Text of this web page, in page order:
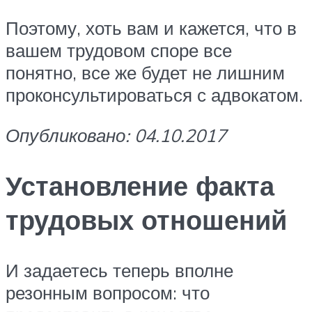
Поэтому, хоть вам и кажется, что в
вашем трудовом споре все
понятно, все же будет не лишним
проконсультироваться с адвокатом.
Опубликовано: 04.10.2017
Установление факта
трудовых отношений
И задаетесь теперь вполне
резонным вопросом: что